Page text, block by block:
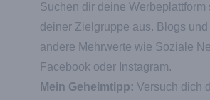
Suchen dir deine Werbeplattform
deiner Zielgruppe aus. Blogs
andere Mehrwerte wie Soziale
Facebook oder Instagram.
Mein Geheimtipp: Versuch dich